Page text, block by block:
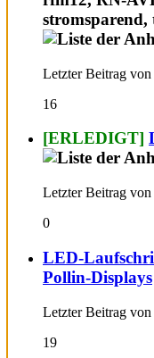
Letzter Beitrag von
16
[ERLEDIGT]
Letzter Beitrag von
0
LED-
Pollin-Displays
Letzter Beitrag von
19